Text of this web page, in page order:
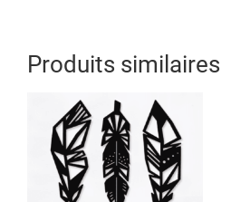
Produits similaires